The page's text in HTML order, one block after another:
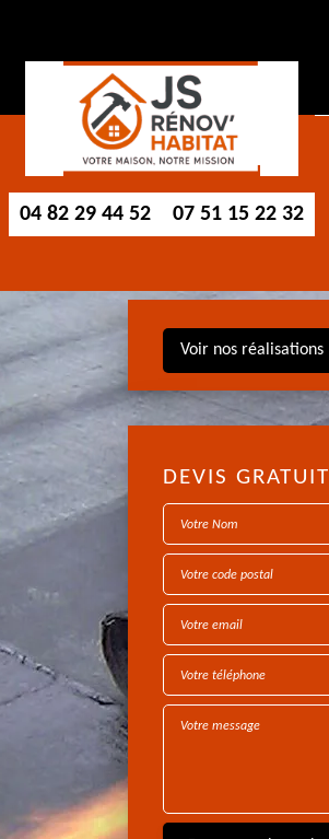
04 82 29 44 52 07 51 15 22 32
Voir nos réalisations
DEVIS GRATUIT